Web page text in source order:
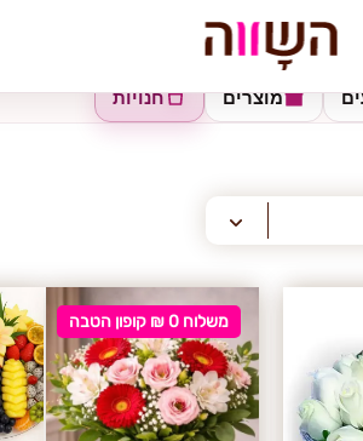
חנויות מוצרים
משלוח 0 ₪ קופון הטבה